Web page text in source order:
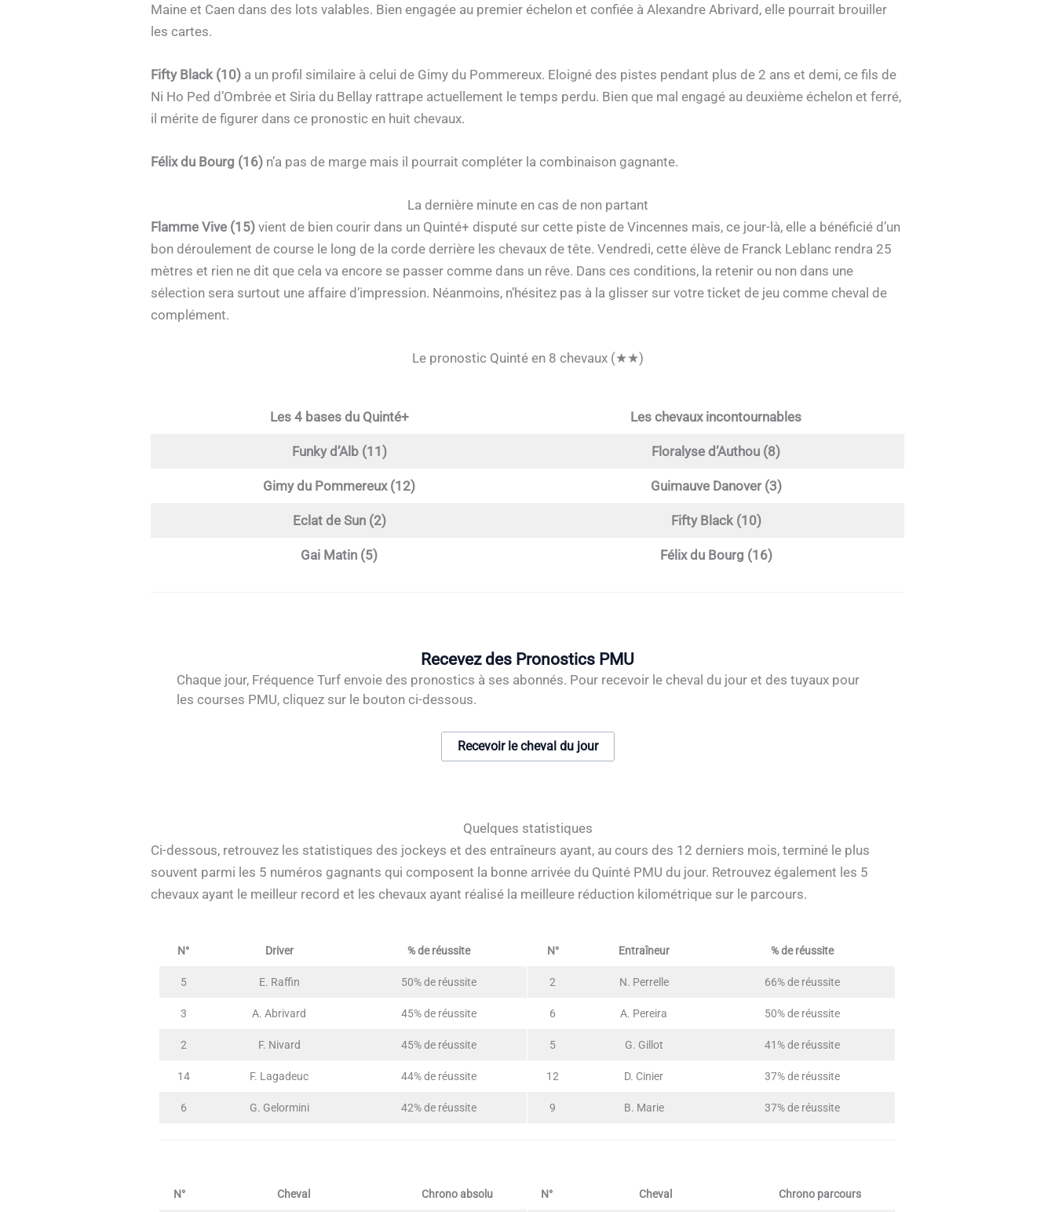
Maine et Caen dans des lots valables. Bien engagée au premier échelon et confiée à Alexandre Abrivard, elle pourrait brouiller
les cartes.
Fifty Black (10) a un profil similaire à celui de Gimy du Pommereux. Eloigné des pistes pendant plus de 2 ans et demi, ce fils de
Ni Ho Ped d’Ombrée et Siria du Bellay rattrape actuellement le temps perdu. Bien que mal engagé au deuxième échelon et ferré,
il mérite de figurer dans ce pronostic en huit chevaux.
Félix du Bourg (16) n’a pas de marge mais il pourrait compléter la combinaison gagnante.
La dernière minute en cas de non partant
Flamme Vive (15) vient de bien courir dans un Quinté+ disputé sur cette piste de Vincennes mais, ce jour-là, elle a bénéficié d’un
bon déroulement de course le long de la corde derrière les chevaux de tête. Vendredi, cette élève de Franck Leblanc rendra 25
mètres et rien ne dit que cela va encore se passer comme dans un rêve. Dans ces conditions, la retenir ou non dans une
sélection sera surtout une affaire d’impression. Néanmoins, n’hésitez pas à la glisser sur votre ticket de jeu comme cheval de
complément.
Le pronostic Quinté en 8 chevaux (★★)
Les 4 bases du Quinté+
Funky d’Alb (11)
Gimy du Pommereux (12)
Eclat de Sun (2)
Gai Matin (5)
Les chevaux incontournables
Floralyse d’Authou (8)
Guimauve Danover (3)
Fifty Black (10)
Félix du Bourg (16)
Recevez des Pronostics PMU
Chaque jour, Fréquence Turf envoie des pronostics à ses abonnés. Pour recevoir le cheval du jour et des tuyaux pour
les courses PMU, cliquez sur le bouton ci-dessous.
Recevoir le cheval du jour
Quelques statistiques
Ci-dessous, retrouvez les statistiques des jockeys et des entraîneurs ayant, au cours des 12 derniers mois, terminé le plus
souvent parmi les 5 numéros gagnants qui composent la bonne arrivée du Quinté PMU du jour. Retrouvez également les 5
chevaux ayant le meilleur record et les chevaux ayant réalisé la meilleure réduction kilométrique sur le parcours.
N° Driver % de réussite
5 E. Raffin 50% de réussite
3 A. Abrivard 45% de réussite
2 F. Nivard 45% de réussite
14 F. Lagadeuc 44% de réussite
6 G. Gelormini 42% de réussite
N° Entraîneur % de réussite
2 N. Perrelle 66% de réussite
6 A. Pereira 50% de réussite
5 G. Gillot 41% de réussite
12 D. Cinier 37% de réussite
9 B. Marie 37% de réussite
N° Cheval Chrono absolu N° Cheval Chrono parcours